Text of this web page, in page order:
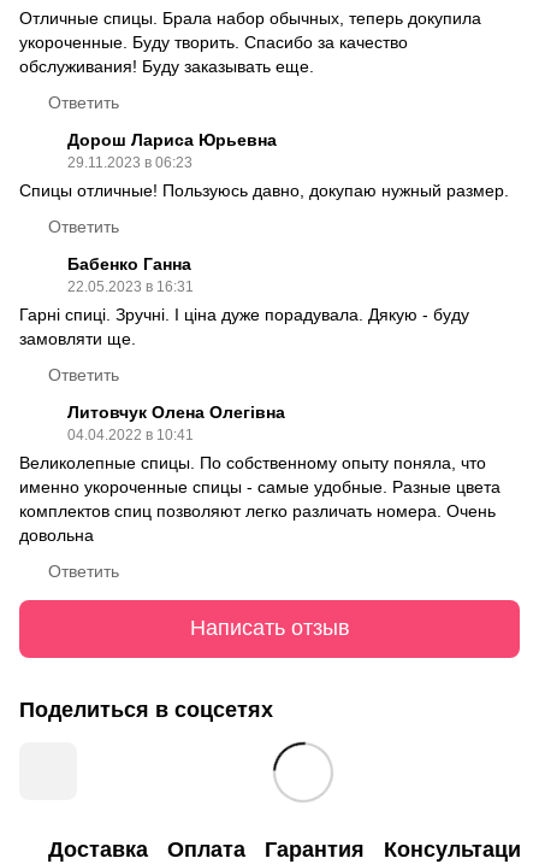
Отличные спицы. Брала набор обычных, теперь докупила
укороченные. Буду творить. Спасибо за качество
обслуживания! Буду заказывать еще.
Ответить
Дорош Лариса Юрьевна
29.11.2023 в 06:23
Спицы отличные! Пользуюсь давно, докупаю нужный размер.
Ответить
Бабенко Ганна
22.05.2023 в 16:31
Гарні спиці. Зручні. І ціна дуже порадувала. Дякую - буду
замовляти ще.
Ответить
Литовчук Олена Олегівна
04.04.2022 в 10:41
Великолепные спицы. По собственному опыту поняла, что
именно укороченные спицы - самые удобные. Разные цвета
комплектов спиц позволяют легко различать номера. Очень
довольна
Ответить
Написать отзыв
Поделиться в соцсетях
Доставка Оплата Гарантия Консультация